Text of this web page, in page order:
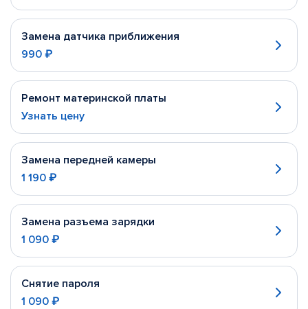
Замена датчика приближения
990 ₽
Ремонт материнской платы
Узнать цену
Замена передней камеры
1 190 ₽
Замена разъема зарядки
1 090 ₽
Снятие пароля
1 090 ₽